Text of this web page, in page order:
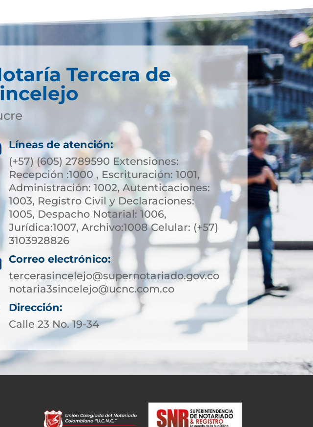
Tercera de
Líneas de atención:
(+57) (605) 2789590 Extensiones:
Recepción :1000 , Escrituración: 1001,
Administración: 1002, Autenticaciones:
1003, Registro Civil y Declaraciones:
1005, Despacho Notarial: 1006,
Jurídica:1007, Archivo:1008 Celular: (+57)
3103928826
Correo electrónico:
tercerasincelejo@supernotariado.gov.co
notaria3sincelejo@ucnc.com.co
Dirección:
Calle 23 No. 19-34